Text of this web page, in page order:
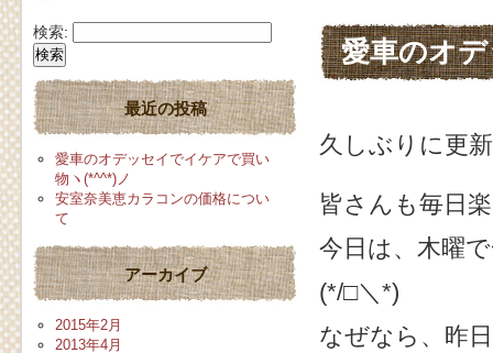
愛車のオ
久しぶりに更
皆さんも毎日
今日は、木曜
(*/□＼*)
なぜなら、昨
検索:
最近の投稿
愛車のオデッセイでイケアで買い
物ヽ(*^^*)ノ
安室奈美恵カラコンの価格につい
て
アーカイブ
2015年2月
2013年4月